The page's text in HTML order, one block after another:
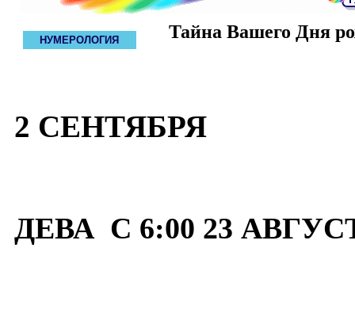
НУМЕРОЛОГИЯ Тайна Вашего Дня
2 СЕНТЯБРЯ
ДЕВА С 6:00 23